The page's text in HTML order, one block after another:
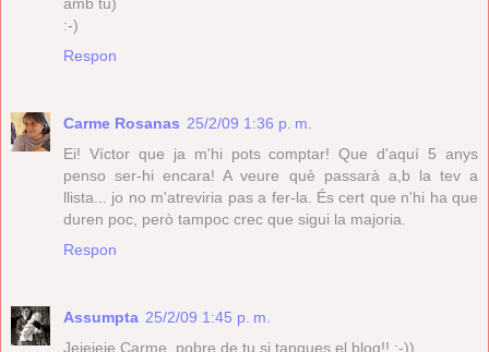
:-)
Respon
Carme Rosanas 25/2/09 1:36 p. m.
Ei! Víctor que ja m'hi pots comptar! Que d'aquí 5 anys
penso ser-hi encara! A veure què passarà a,b la tev a
llista... jo no m'atreviria pas a fer-la. És cert que n'hi ha que
duren poc, però tampoc crec que sigui la majoria.
Respon
Assumpta 25/2/09 1:45 p. m.
Jejejeje Carme, pobre de tu si tanques el blog!! :-))